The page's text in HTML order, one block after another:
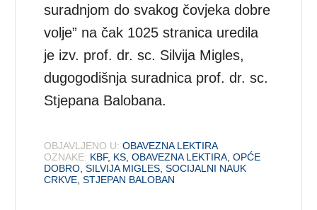
suradnjom do svakog čovjeka dobre
volje” na čak 1025 stranica uredila
je izv. prof. dr. sc. Silvija Migles,
dugogodišnja suradnica prof. dr. sc.
Stjepana Balobana.
OBJAVLJENO U: OBAVEZNA LEKTIRA
OZNAKE: KBF, KS,OBAVEZNA LEKTIRA,OPĆE
DOBRO,SILVIJA MIGLES,SOCIJALNI NAUK
CRKVE,STJEPAN BALOBAN